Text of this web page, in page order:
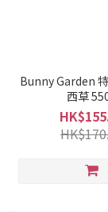
Bunny Garden
西草